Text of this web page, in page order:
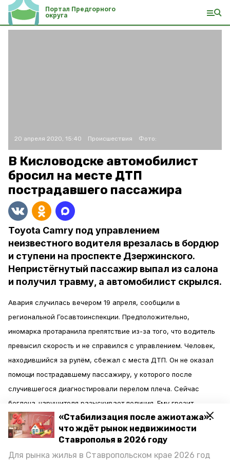
«Стабилизация после ажиотажа»:
что ждёт рынок недвижимости
Ставрополья в 2026 году
Для рынка жилья в Ставропольском крае 2026 год
Портал Предгорного
округа
20 апреля 2020, 15:40 Происшествия Фото:
В Кисловодске автомобилист
бросил на месте ДТП
пострадавшего пассажира
Toyota Camry под управлением
неизвестного водителя врезалась в бордюр
и ступени на проспекте Дзержинского.
Непристёгнутый пассажир выпал из салона
и получил травму, а автомобилист скрылся.
Авария случилась вечером 19 апреля, сообщили в
региональной Госавтоинспекции. Предположительно,
иномарка протаранила препятствие из-за того, что водитель
превысил скорость и не справился с управлением. Человек,
находившийся за рулём, сбежал с места ДТП. Он не оказал
помощи пострадавшему пассажиру, у которого после
случившегося диагностировали перелом плеча. Сейчас
беглеца-нарушителя разыскивает полиция. Ему грозит
лишение водительских прав.
По факту аварии проводят проверку. Сотрудники уже